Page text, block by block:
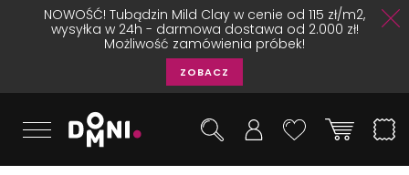
NOWOŚĆ! Tubądzin Mild Clay w cenie od 115 zł/m2,
wysyłka w 24h - darmowa dostawa od 2.000 zł!
Możliwość zamówienia próbek!
ZOBACZ